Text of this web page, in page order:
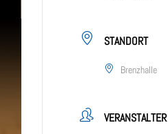
STANDORT
Brenzhalle
VERANSTALTER